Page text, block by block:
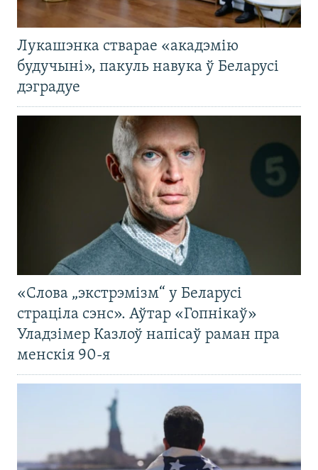
Лукашэнка стварае «акадэмію
будучыні», пакуль навука ў Беларусі
дэградуе
«Слова „экстрэмізм“ у Беларусі
страціла сэнс». Аўтар «Гопнікаў»
Уладзімер Казлоў напісаў раман пра
менскія 90-я